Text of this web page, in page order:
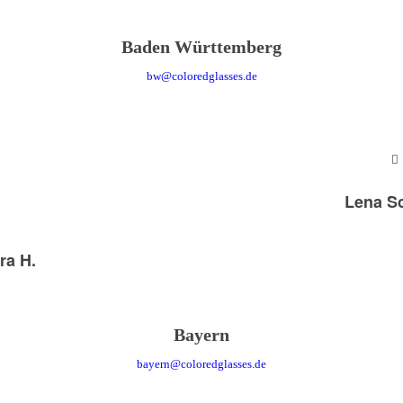
Baden Württemberg
bw@coloredglasses.de
H.
Lena
Bayern
bayern@coloredglasses.de